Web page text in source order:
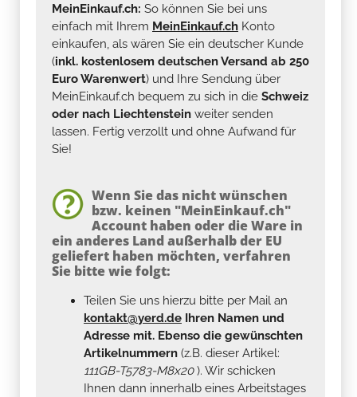
MeinEinkauf.ch: So können Sie bei uns
einfach mit Ihrem MeinEinkauf.ch Konto
einkaufen, als wären Sie ein deutscher Kunde
(inkl. kostenlosem deutschen Versand ab 250
Euro Warenwert) und Ihre Sendung über
MeinEinkauf.ch bequem zu sich in die Schweiz
oder nach Liechtenstein weiter senden
lassen. Fertig verzollt und ohne Aufwand für
Sie!
Wenn Sie das nicht wünschen
bzw. keinen "MeinEinkauf.ch"
Account haben oder die Ware in
ein anderes Land außerhalb der EU
geliefert haben möchten, verfahren
Sie bitte wie folgt:
Teilen Sie uns hierzu bitte per Mail an
kontakt@yerd.de Ihren Namen und
Adresse mit. Ebenso die gewünschten
Artikelnummern (z.B. dieser Artikel:
111GB-T5783-M8x20). Wir schicken
Ihnen dann innerhalb eines Arbeitstages